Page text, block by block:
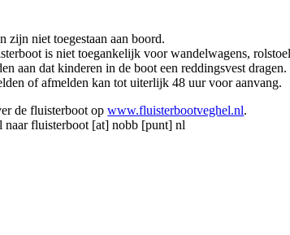
zijn niet toegestaan aan boord.
is niet toegankelijk voor wandelwagens,
aan dat kinderen in de boot een reddingsvest
of afmelden kan tot uiterlijk 48 uur voor aanvang.
de fluisterboot opwww.fluisterbootveghel.nl.
naarfluisterboot [at] nobb [punt] nl